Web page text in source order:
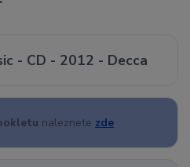
- CD - 2012 - Decca
naleznete zde